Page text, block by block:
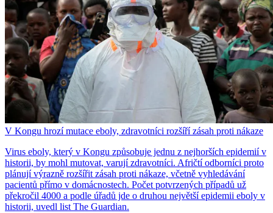
V Kongu hrozí mutace eboly, zdravotníci rozšíří zásah proti nákaze
Virus eboly, který v Kongu způsobuje jednu z nejhorších epidemií v
historii, by mohl mutovat, varují zdravotníci. Afričtí odborníci proto
plánují výrazně rozšířit zásah proti nákaze, včetně vyhledávání
pacientů přímo v domácnostech. Počet potvrzených případů už
překročil 4000 a podle úřadů jde o druhou největší epidemii eboly v
historii, uvedl list The Guardian.